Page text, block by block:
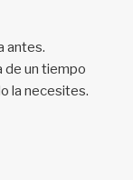
antes.
de un tiempo
la necesites.